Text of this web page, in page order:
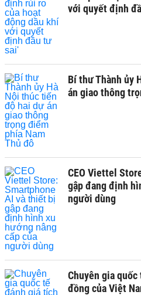
với quyết định
Bí thư Thành ủy
án giao thông
CEO Viettel
gập đang định
người dùng
Chuyên gia
đồng của Việt